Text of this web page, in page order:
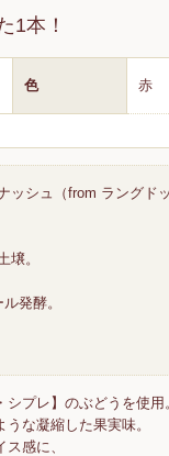
1本！
色 赤
シュ（from ラングドッ
壌。
発酵。
プレ】のぶどうを使用
な凝縮した果実味。
感に、